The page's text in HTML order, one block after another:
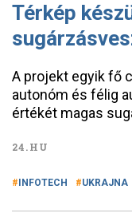
Térkép
A projekt egyik fő
autonóm és félig
értékét magas
24.HU
INFOTECH UKRAJNA